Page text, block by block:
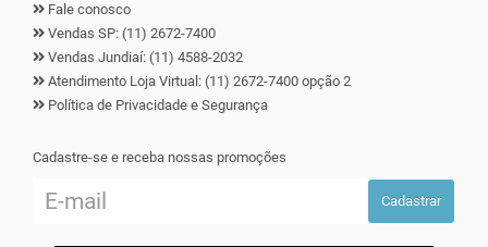
Fale conosco
Vendas SP: (11) 2672-7400
Vendas Jundiaí: (11) 4588-2032
Atendimento Loja Virtual: (11) 2672-7400 opção 2
Política de Privacidade e Segurança
Cadastre-se e receba nossas promoções
Cadastrar